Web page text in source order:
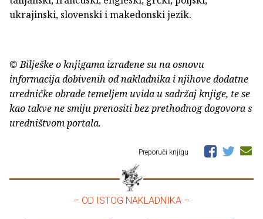
ukrajinski, slovenski i makedonski jezik.
© Bilješke o knjigama izrađene su na osnovu
informacija dobivenih od nakladnika i njihove dodatne
uredničke obrade temeljem uvida u sadržaj knjige, te se
kao takve ne smiju prenositi bez prethodnog dogovora s
uredništvom portala.
Preporuči knjigu
– OD ISTOG NAKLADNIKA –